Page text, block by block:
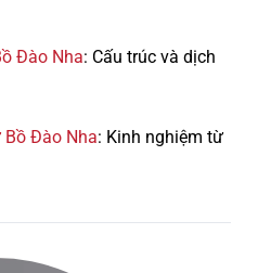
Đào Nha: Cấu trúc và dịch
Đào Nha: Kinh nghiệm từ